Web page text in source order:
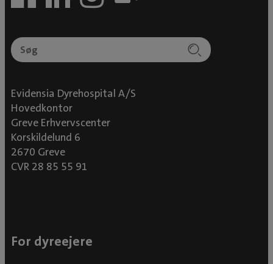
Evidensia Dyrehospital A/S
Hovedkontor
Greve Erhvervscenter
Korskildelund 6
2670 Greve
CVR 28 85 55 91
For dyreejere